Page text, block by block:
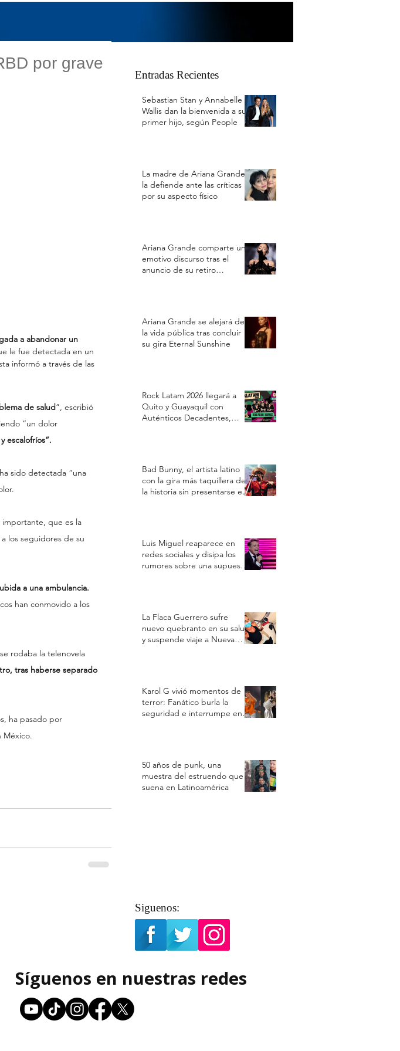
por grave
a abandonar un
le fue detectada en un
informó a través de las
de salud”, escribió
“un dolor
escalofríos”.
sido detectada “una
importante, que es la
los seguidores de su
a una ambulancia.
han conmovido a los
rodaba la telenovela
tras haberse separado
ha pasado por
México.
Entradas Recientes
Sebastian Stan y Annabelle
Wallis dan la bienvenida a su
primer hijo, según People
La madre de Ariana Grande
la defiende ante las críticas
por su aspecto físico
Ariana Grande comparte un
emotivo discurso tras el
anuncio de su retiro
Ariana Grande se alejará de
la vida pública tras concluir
su gira Eternal Sunshine
Rock Latam 2026 llegará a
Quito y Guayaquil con
Auténticos Decadentes,
Bad Bunny, el artista latino
con la gira más taquillera de
la historia sin presentarse en
Luis Miguel reaparece en
redes sociales y disipa los
rumores sobre una supuesta
La Flaca Guerrero sufre
nuevo quebranto en su salud
y suspende viaje a Nueva
Karol G vivió momentos de
terror: Fanático burla la
seguridad e interrumpe en
50 años de punk, una
muestra del estruendo que
suena en Latinoamérica
Siguenos:
Síguenos en nuestras redes